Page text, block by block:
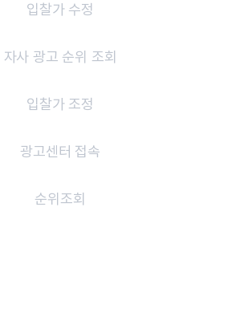
입찰가 수정
자사 광고 순위 조회
입찰가 조정
광고센터 접속
순위조회